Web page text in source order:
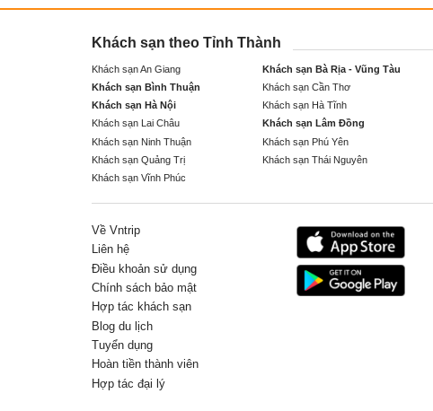
Khách sạn theo Tỉnh Thành
Khách sạn An Giang Khách sạn Bà Rịa - Vũng Tàu
Khách sạn Bình Thuận
Khách sạn Cần Thơ
Khách sạn Hà Nội
Khách sạn Hà Tĩnh
Khách sạn Lai Châu
Khách sạn Lâm Đồng
Khách sạn Ninh Thuận
Khách sạn Phú Yên
Khách sạn Quảng Trị
Khách sạn Thái Nguyên
Khách sạn Vĩnh Phúc
Về Vntrip
Liên hệ
Điều khoản sử dụng
Chính sách bảo mật
Hợp tác khách sạn
Blog du lịch
Tuyển dụng
Hoàn tiền thành viên
Hợp tác đại lý